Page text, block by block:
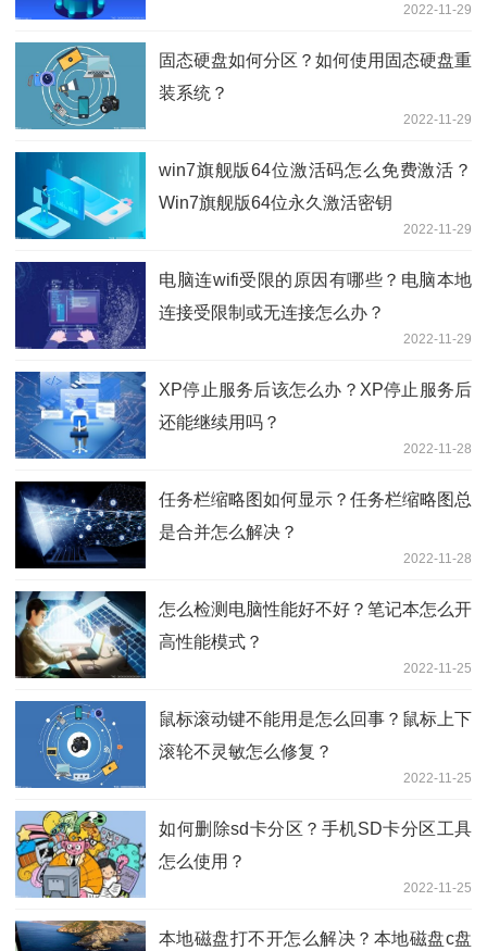
2022-11-29
固态硬盘如何分区？如何使用固态硬盘重
装系统？
2022-11-29
win7旗舰版64位激活码怎么免费激活？
Win7旗舰版64位永久激活密钥
2022-11-29
电脑连wifi受限的原因有哪些？电脑本地
连接受限制或无连接怎么办？
2022-11-29
XP停止服务后该怎么办？XP停止服务后
还能继续用吗？
2022-11-28
任务栏缩略图如何显示？任务栏缩略图总
是合并怎么解决？
2022-11-28
怎么检测电脑性能好不好？笔记本怎么开
高性能模式？
2022-11-25
鼠标滚动键不能用是怎么回事？鼠标上下
滚轮不灵敏怎么修复？
2022-11-25
如何删除sd卡分区？手机SD卡分区工具
怎么使用？
2022-11-25
本地磁盘打不开怎么解决？本地磁盘c盘